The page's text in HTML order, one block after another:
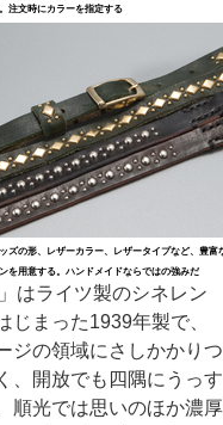
注文時にカラーを指定する
ズの形、レザーカラー、レザータイプなど、豊富
を用意する。ハンドメイドならではの強みだ
はライツ製のシネレン
じまった1939年製で、
ジの領域にさしかかりつ
、開放でも四隅にうっす
順光では思いのほか濃厚